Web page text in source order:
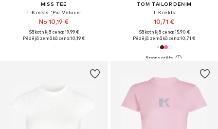
MISS TEE
T-Krekls 'Più Veloce'
No 10,19 €
Sākotnējā cena: 19,99 €
Pēdējā zemākā cena:10,19 €
TOM TAILOR DENIM
T-Krekls
10,71 €
Sākotnējā cena: 15,90 €
Pēdējā zemākā cena:10,71 €